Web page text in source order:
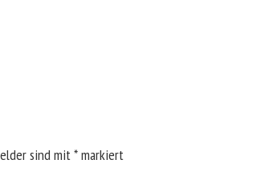
sind mit*markiert